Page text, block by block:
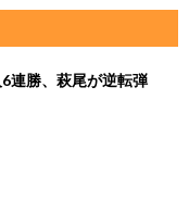
連勝、萩尾が逆転弾